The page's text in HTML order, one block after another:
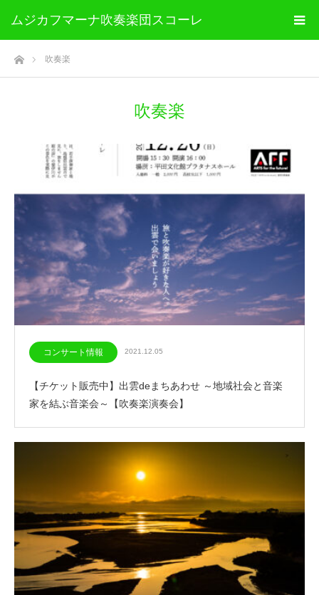
ムジカフマーナ吹奏楽団スコーレ
ホーム吹奏楽
吹奏楽
コンサート情報 2021.12.05
【チケット販売中】出雲deまちあわせ ～地域社会と音楽
家を結ぶ音楽会～【吹奏楽演奏会】